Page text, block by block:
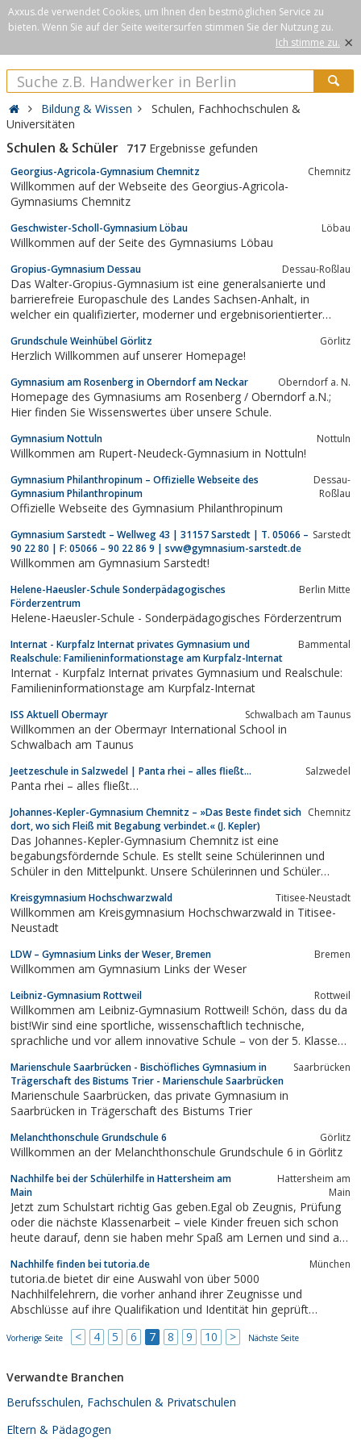
Axxus.de verwendet Cookies, um Ihnen den bestmöglichen Service zu
bieten. Wenn Sie auf der Seite weitersurfen stimmen Sie der Nutzung zu.
Ich stimme zu. ×
Bildung & Wissen
Schulen, Fachhochschulen &
Universitäten
Schulen & Schüler 717 Ergebnisse gefunden
Georgius-Agricola-Gymnasium Chemnitz Chemnitz
Willkommen auf der Webseite des Georgius-Agricola-
Gymnasiums Chemnitz
Geschwister-Scholl-Gymnasium Löbau Löbau
Willkommen auf der Seite des Gymnasiums Löbau
Gropius-Gymnasium Dessau Dessau-Roßlau
Das Walter-Gropius-Gymnasium ist eine generalsanierte und
barrierefreie Europaschule des Landes Sachsen-Anhalt, in
welcher ein qualifizierter, moderner und ergebnisorientierter
Grundschule Weinhübel Görlitz Görlitz
Herzlich Willkommen auf unserer Homepage!
Gymnasium am Rosenberg in Oberndorf am Neckar Oberndorf a. N.
Homepage des Gymnasiums am Rosenberg / Oberndorf a.N.;
Hier finden Sie Wissenswertes über unsere Schule.
Gymnasium Nottuln Nottuln
Willkommen am Rupert-Neudeck-Gymnasium in Nottuln!
Gymnasium Philanthropinum – Offizielle Webseite des
Gymnasium Philanthropinum
Dessau-
Roßlau
Offizielle Webseite des Gymnasium Philanthropinum
Gymnasium Sarstedt – Wellweg 43 | 31157 Sarstedt | T. 05066 –
90 22 80 | F: 05066 – 90 22 86 9 | svw@gymnasium-sarstedt.de
Sarstedt
Willkommen am Gymnasium Sarstedt!
Helene-Haeusler-Schule Sonderpädagogisches
Förderzentrum
Berlin Mitte
Helene-Haeusler-Schule - Sonderpädagogisches Förderzentrum
Internat - Kurpfalz Internat privates Gymnasium und
Realschule: Familieninformationstage am Kurpfalz-Internat
Bammental
Internat - Kurpfalz Internat privates Gymnasium und Realschule:
Familieninformationstage am Kurpfalz-Internat
ISS Aktuell Obermayr Schwalbach am Taunus
Willkommen an der Obermayr International School in
Schwalbach am Taunus
Jeetzeschule in Salzwedel | Panta rhei – alles fließt… Salzwedel
Panta rhei – alles fließt…
Johannes-Kepler-Gymnasium Chemnitz – »Das Beste findet sich
dort, wo sich Fleiß mit Begabung verbindet.« (J. Kepler)
Chemnitz
Das Johannes-Kepler-Gymnasium Chemnitz ist eine
begabungsfördernde Schule. Es stellt seine Schülerinnen und
Schüler in den Mittelpunkt. Unsere Schülerinnen und Schüler
Kreisgymnasium Hochschwarzwald Titisee-Neustadt
Willkommen am Kreisgymnasium Hochschwarzwald in Titisee-
Neustadt
LDW – Gymnasium Links der Weser, Bremen Bremen
Willkommen am Gymnasium Links der Weser
Leibniz-Gymnasium Rottweil Rottweil
Willkommen am Leibniz-Gymnasium Rottweil! Schön, dass du da
bist!Wir sind eine sportliche, wissenschaftlich technische,
sprachliche und vor allem innovative Schule – von der 5. Klasse
an, in denen Du uns näher kennenlernen kannst. Bei uns
erwarten dich...
Marienschule Saarbrücken - Bischöfliches Gymnasium in
Trägerschaft des Bistums Trier - Marienschule Saarbrücken
Saarbrücken
Marienschule Saarbrücken, das private Gymnasium in
Saarbrücken in Trägerschaft des Bistums Trier
Melanchthonschule Grundschule 6 Görlitz
Willkommen an der Melanchthonschule Grundschule 6 in Görlitz
Nachhilfe bei der Schülerhilfe in Hattersheim am
Main
Hattersheim am
Main
Jetzt zum Schulstart richtig Gas geben.Egal ob Zeugnis, Prüfung
oder die nächste Klassenarbeit – viele Kinder freuen sich schon
heute darauf, denn sie haben mehr Spaß am Lernen und sind auf
70.000 Schülerinnen und Schüler, die ihre Lernleistungen durch...
Nachhilfe finden bei tutoria.de München
tutoria.de bietet dir eine Auswahl von über 5000
Nachhilfelehrern, die vorher anhand ihrer Zeugnisse und
Abschlüsse auf ihre Qualifikation und Identität hin geprüft
persönlichen Nachhilfelehrer aussuchen, der dann zu dir nach
Vorherige Seite < 4 5 6 7 8 9 10 > Nächste Seite
Verwandte Branchen
Berufsschulen, Fachschulen & Privatschulen
Eltern & Pädagogen